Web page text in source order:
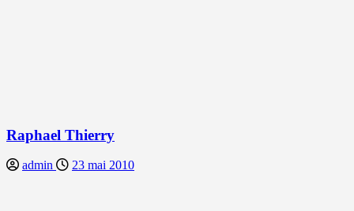
Raphael Thierry
admin 23 mai 2010